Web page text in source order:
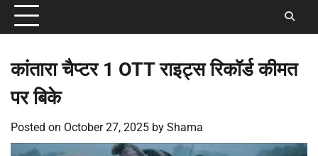
कांतारा चैप्टर 1 OTT राइट्स रिकॉर्ड कीमत
पर बिके
Posted on October 27, 2025 by Shama